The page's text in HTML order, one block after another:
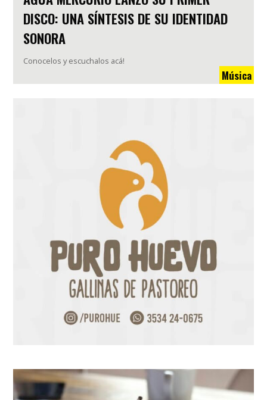
DISCO: UNA SÍNTESIS DE SU IDENTIDAD
SONORA
Conocelos y escuchalos acá!
Música